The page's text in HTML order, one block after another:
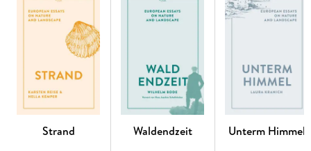
Strand
Waldendzeit
Unterm Himmel